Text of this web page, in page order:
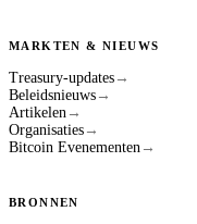
MARKTEN & NIEUWS
Treasury-updates →
Beleidsnieuws →
Artikelen →
Organisaties →
Bitcoin Evenementen →
BRONNEN